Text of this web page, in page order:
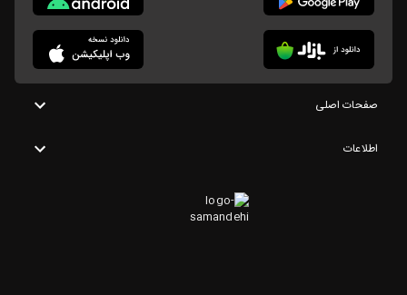
صفحات اصلی
اطلاعات